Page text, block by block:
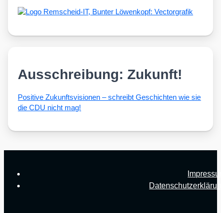
Ausschreibung: Zukunft!
Posi­ti­ve Zukunfts­vi­sio­nen – schreibt Geschich­ten wie sie
die CDU nicht mag!